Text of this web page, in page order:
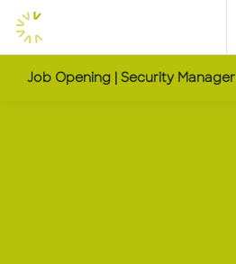
Job Opening | Security Manager